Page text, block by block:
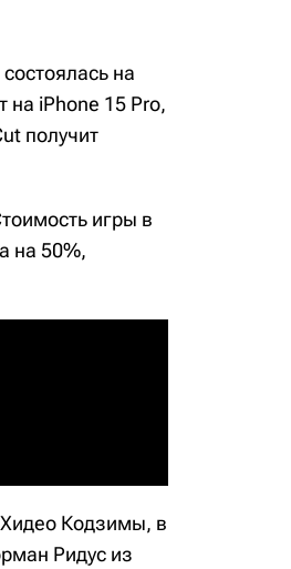
на
на iPhone 15 Pro,
получит
игры в
на 50%,
Хидео Кодзимы, в
Ридус из